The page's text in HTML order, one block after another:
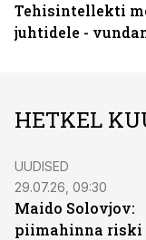
Tehisintellekti
juhtidele -
HETKEL
UUDISED
29.07.26, 09:30
Maido Solovjov:
piimahinna riski